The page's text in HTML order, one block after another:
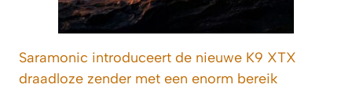
Saramonic introduceert de nieuwe K9 XTX
draadloze zender met een enorm bereik